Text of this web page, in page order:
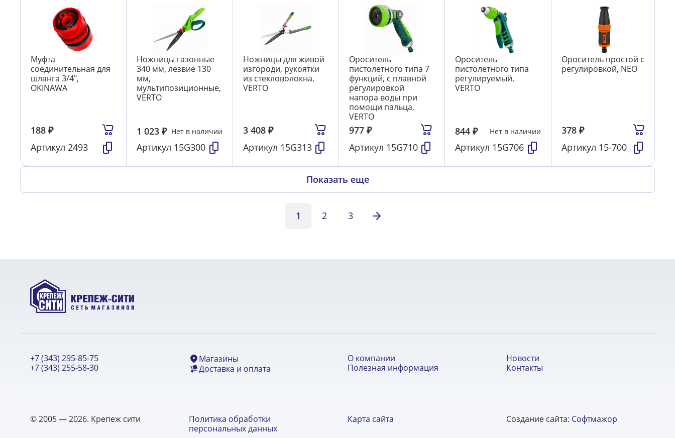
Муфта
соединительная для
шланга 3/4",
OKINAWA
188 ₽
Артикул 2493
Ножницы газонные
340 мм, лезвие 130
мм,
мультипозиционные,
VERTO
1 023₽ Нет в наличии
Артикул 15G300
Ножницы для живой
изгороди, рукоятки
из стекловолокна,
VERTO
3 408 ₽
Артикул 15G313
Ороситель
пистолетного типа 7
функций, с плавной
регулировкой
напора воды при
помощи пальца,
VERTO
977 ₽
Артикул 15G710
Ороситель
пистолетного типа
регулируемый,
VERTO
844₽ Нет в наличии
Артикул 15G706
Ороситель простой с
регулировкой, NEO
378 ₽
Артикул 15-700
Показать еще
1 2 3
+7 (343) 295-85-75
+7 (343) 255-58-30
Магазины
Доставка и оплата
О компании
Полезная информация
Новости
Контакты
© 2005 — 2026. Крепеж сити
Политика обработки
персональных данных
Карта сайта Создание сайта: Софтмажор